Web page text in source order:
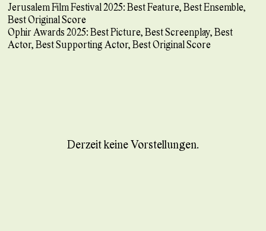
Derzeit keine Vorstellungen.
Jerusalem Film Festival 2025: Best Feature, Best Ensemble,
Best Original Score
Ophir Awards 2025: Best Picture, Best Screenplay, Best
Actor, Best Supporting Actor, Best Original Score